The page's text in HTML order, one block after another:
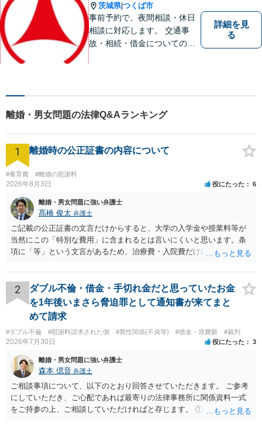
相談ください。
茨城県|つくば市
事前予約で、夜間相談・休日
相談に対応します。 交通事
故・相続・借金についてのご
詳細を見
る
離婚・男女問題の法律Q&Aランキング
1 離婚時の公正証書の内容について
#養育費 #離婚の慰謝料
2026年8月3日 役にたった 6
離婚・男女問題に強い弁護士
髙橋 俊太 弁護士
ご記載の公正証書の文言だけからすると、大学の入学金や授業料等が
当然にこの「特別な費用」に含まれるとは言いにくいと思います。条
項に「等」という文言があるため、治療費・入院費だけに限定される
れていますので、通常は、病気や事故によって臨時に必要となった医
療費その他これに類する特別支出を念頭に置いた条項と読むのが自然
です。したがって、大学の入学金、授業料、受験費用などの教育費に
ついてまで、「この条項があるから当然に半額を請求できる」とまで
は言いにくいと思われます。なお、通常、大学進学費用をどこまで負
担すべきかについては、離婚時の合意内容のほか、子どもの年齢、大
学進学についての父母の認識、父母の学歴・収入・資産状況、進学先
や費用などを踏まえて個別に検討することになります。公正証書の他
の条項において、養育費の終期についてどのように定められている
か、大学進学に関する定めの有無、「教育費」「進学費用」に関する
定めの有無等について確認する必要があると考えられます。
2
ダブル不倫・借金・手切れ金だと思っていたお金
を1年後いまさら脅迫罪として通知書が来てまと
めて請求
#ダブル不倫 #慰謝料請求された側 #異性関係(不貞等) #借金・浪費癖 #裁判
2026年7月30日 役にたった 3
離婚・男女問題に強い弁護士
森本 偲音 弁護士
ご相談事項について、以下のとおり回答させていただきます。 ご参考
にしていただき、ご心配であれば最寄りの法律事務所に関係資料一式
をご持参の上、ご相談していただければと存じます。 ① このLINEの